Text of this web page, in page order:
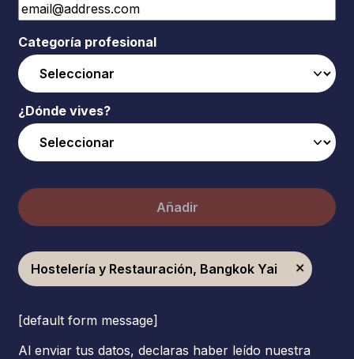
Categoría profesional
¿Dónde vives?
Añadir
Hostelería y Restauración, Bangkok Yai
[default form message]
Al enviar tus datos, declaras haber leído nuestra